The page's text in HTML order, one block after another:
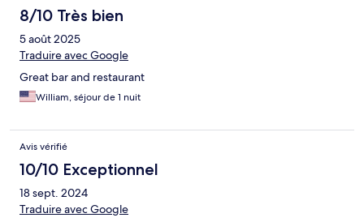
8/10 Très bien
5 août 2025
Traduire avec Google
Great bar and restaurant
William, séjour de 1 nuit
Avis vérifié
10/10 Exceptionnel
18 sept. 2024
Traduire avec Google